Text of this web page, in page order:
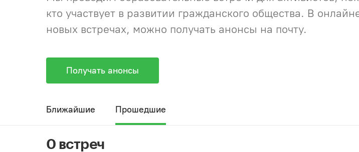
кто участвует в развитии гражданского общества. В
новых встречах, можно получать анонсы на почту.
Получать анонсы
Ближайшие Прошедшие
0 встреч